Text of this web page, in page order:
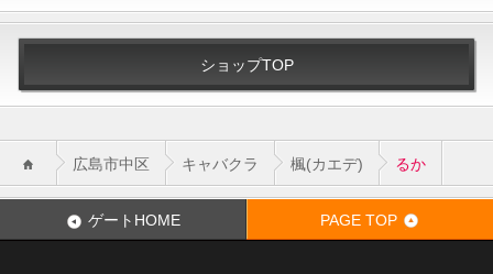
ショップTOP
広島市中区 キャバクラ 楓(カエデ) るか
ゲートHOME PAGE TOP